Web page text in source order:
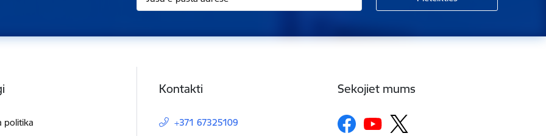
politika
Kontakti
+371 67325109
Sekojiet mums